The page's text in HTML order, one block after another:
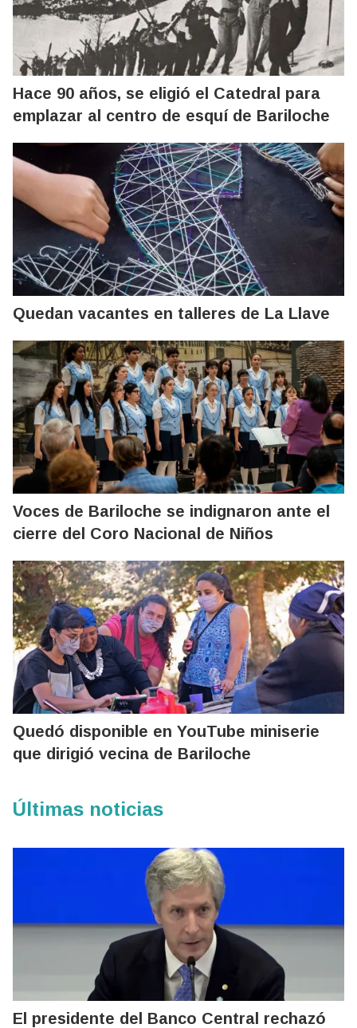
Hace 90 años, se eligió el Catedral para
emplazar al centro de esquí de Bariloche
Quedan vacantes en talleres de La Llave
Voces de Bariloche se indignaron ante el
cierre del Coro Nacional de Niños
Quedó disponible en YouTube miniserie
que dirigió vecina de Bariloche
Últimas noticias
El presidente del Banco Central rechazó